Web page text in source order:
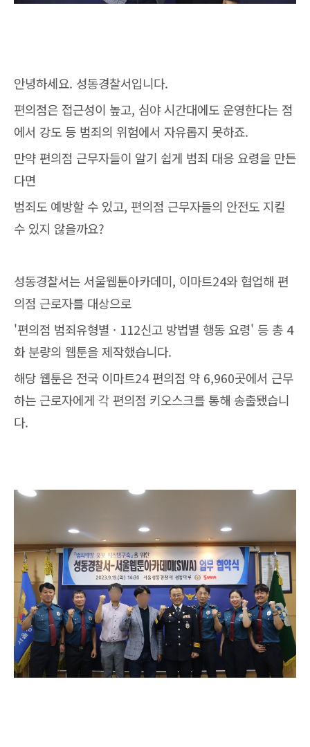
안녕하세요. 성동경찰서입니다.
편의점은 접근성이 높고, 심야 시간대에도 운영한다는 점
에서 강도 등 범죄의 위험에서 자유롭지 못하죠.
만약 편의점 근무자들이 알기 쉽게 범죄 대응 요령을 만든
다면
범죄도 예방할 수 있고, 편의점 근무자들의 안전도 지킬
수 있지 않을까요?
성동경찰서는 서울웹툰아카데미, 이마트24와 협업해 편
의점 근로자를 대상으로
'편의점 범죄유형별 · 112신고 방법별 행동 요령' 등 총 4
화 분량의 웹툰을 제작했습니다.
해당 웹툰은 전국 이마트24 편의점 약 6,960곳에서 근무
하는 근로자에게 각 편의점 키오스크를 통해 송출됐습니
다.